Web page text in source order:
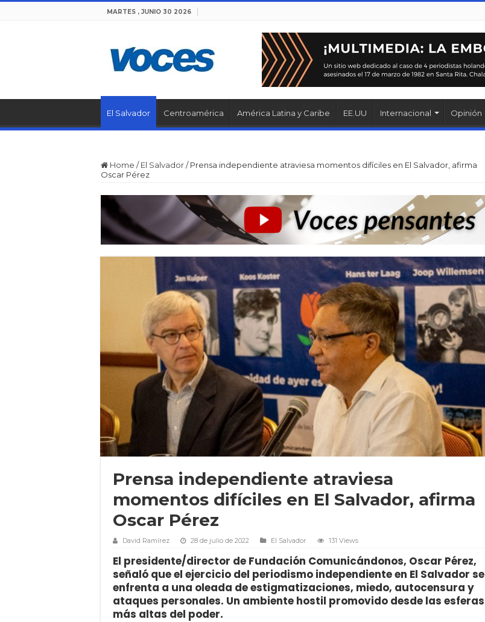
MARTES , JUNIO 30 2026
El Salvador Centroamérica América Latina y Caribe EE.UU Internacional Opinión
Home / El Salvador/ Prensa independiente atraviesa momentos difíciles en El Salvador, afirma
Oscar Pérez
Prensa independiente atraviesa
momentos difíciles en El Salvador, afirma
Oscar Pérez
David Ramírez 28 de julio de 2022 El Salvador 131 Views
El presidente/director de Fundación Comunicándonos, Oscar Pérez,
señaló que el ejercicio del periodismo independiente en El Salvador se
enfrenta a una oleada de estigmatizaciones, miedo, autocensura y
ataques personales. Un ambiente hostil promovido desde las esferas
más altas del poder.